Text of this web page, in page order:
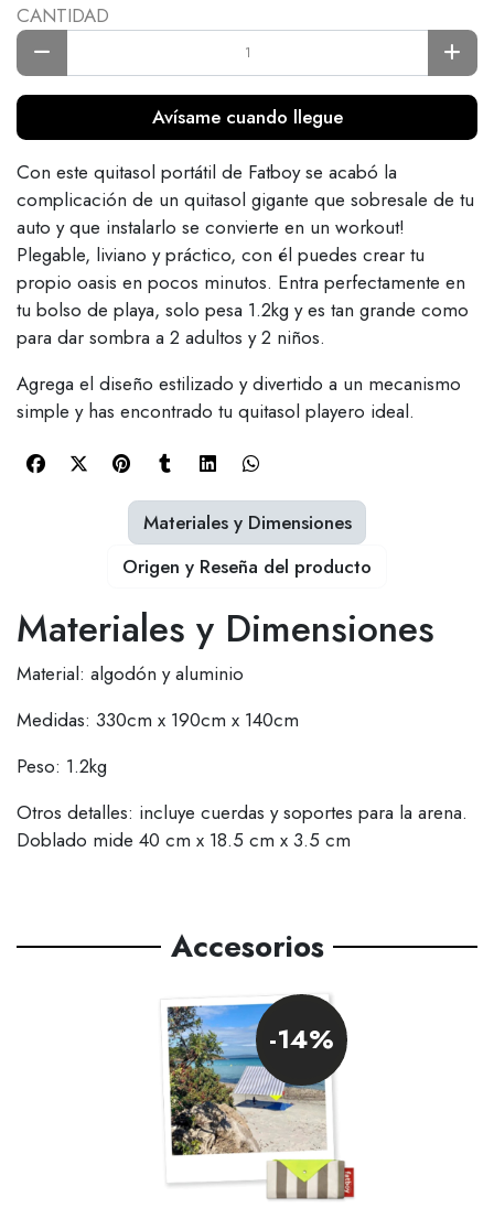
CANTIDAD
Avísame cuando llegue
Con este quitasol portátil de Fatboy se acabó la
complicación de un quitasol gigante que sobresale de tu
auto y que instalarlo se convierte en un workout!
Plegable, liviano y práctico, con él puedes crear tu
propio oasis en pocos minutos. Entra perfectamente en
tu bolso de playa, solo pesa 1.2kg y es tan grande como
para dar sombra a 2 adultos y 2 niños.
Agrega el diseño estilizado y divertido a un mecanismo
simple y has encontrado tu quitasol playero ideal.
Materiales y Dimensiones
Material: algodón y aluminio
Medidas: 330cm x 190cm x 140cm
Peso: 1.2kg
Otros detalles: incluye cuerdas y soportes para la arena.
Doblado mide 40 cm x 18.5 cm x 3.5 cm
Materiales y Dimensiones
Origen y Reseña del producto
Accesorios
-14%